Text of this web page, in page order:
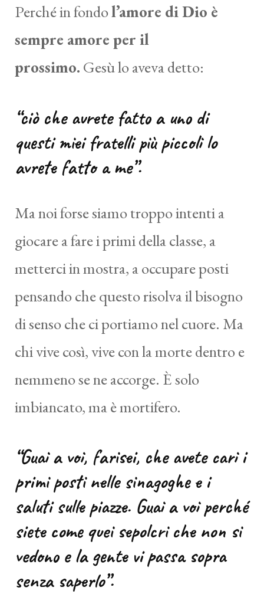
Perché in fondol’amore di Dio è
sempre amore per il
prossimo. Gesù lo aveva detto:
“ciò che avrete fatto a uno di
questi miei fratelli più piccoli lo
avrete fatto a me”.
Ma noi forse siamo troppo intenti a
giocare a fare i primi della classe, a
metterci in mostra, a occupare posti
pensando che questo risolva il bisogno
di senso che ci portiamo nel cuore. Ma
chi vive così, vive con la morte dentro e
nemmeno se ne accorge. È solo
imbiancato, ma è mortifero.
“Guai a voi, farisei, che avete cari i
primi posti nelle sinagoghe e i
saluti sulle piazze. Guai a voi perché
siete come quei sepolcri che non si
vedono e la gente vi passa sopra
senza saperlo”.